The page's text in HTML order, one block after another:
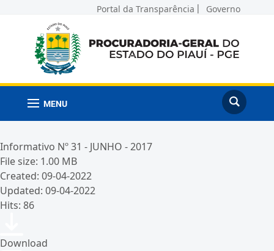
Portal da Transparência Governo
MENU
Informativo Nº 31 - JUNHO - 2017
File size: 1.00 MB
Created: 09-04-2022
Updated: 09-04-2022
Hits: 86
Download